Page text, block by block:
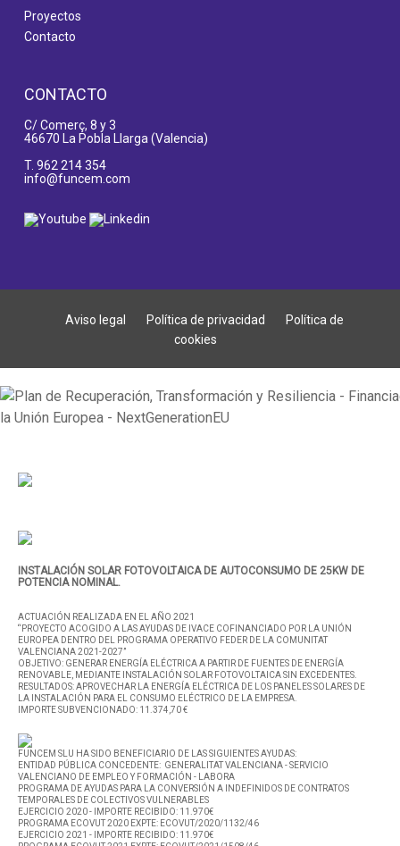
Proyectos
Contacto
CONTACTO
C/ Comerç, 8 y 3
46670 La Pobla Llarga (Valencia)
T. 962 214 354
info@funcem.com
Aviso legal Política de privacidad
Política de
cookies
INSTALACIÓN SOLAR FOTOVOLTAICA DE AUTOCONSUMO DE 25KW DE
POTENCIA NOMINAL.
ACTUACIÓN REALIZADA EN EL AÑO 2021
“PROYECTO ACOGIDO A LAS AYUDAS DE IVACE COFINANCIADO POR LA UNIÓN
EUROPEA DENTRO DEL PROGRAMA OPERATIVO FEDER DE LA COMUNITAT
VALENCIANA 2021-2027”
OBJETIVO: GENERAR ENERGÍA ELÉCTRICA A PARTIR DE FUENTES DE ENERGÍA
RENOVABLE, MEDIANTE INSTALACIÓN SOLAR FOTOVOLTAICA SIN EXCEDENTES.
RESULTADOS: APROVECHAR LA ENERGÍA ELÉCTRICA DE LOS PANELES SOLARES DE
LA INSTALACIÓN PARA EL CONSUMO ELÉCTRICO DE LA EMPRESA.
IMPORTE SUBVENCIONADO: 11.374,70 €
FUNCEM SLU HA SIDO BENEFICIARIO DE LAS SIGUIENTES AYUDAS:
ENTIDAD PÚBLICA CONCEDENTE: GENERALITAT VALENCIANA - SERVICIO
VALENCIANO DE EMPLEO Y FORMACIÓN - LABORA
PROGRAMA DE AYUDAS PARA LA CONVERSIÓN A INDEFINIDOS DE CONTRATOS
TEMPORALES DE COLECTIVOS VULNERABLES
EJERCICIO 2020 - IMPORTE RECIBIDO: 11.970€
PROGRAMA ECOVUT 2020 EXPTE: ECOVUT/2020/1132/46
EJERCICIO 2021 - IMPORTE RECIBIDO: 11.970€